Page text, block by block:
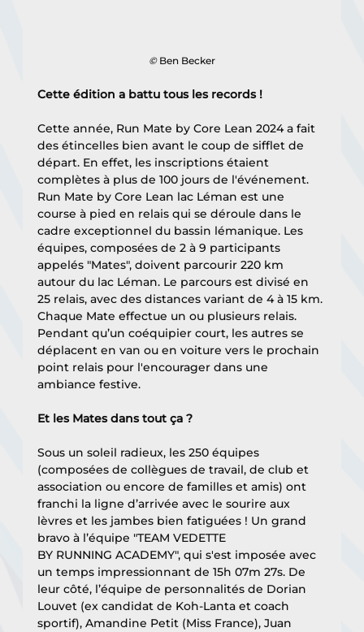
© Ben Becker
Cette édition a battu tous les records !
Cette année, Run Mate by Core Lean 2024 a fait
des étincelles bien avant le coup de sifflet de
départ. En effet, les inscriptions étaient
complètes à plus de 100 jours de l'événement.
Run Mate by Core Lean lac Léman est une
course à pied en relais qui se déroule dans le
cadre exceptionnel du bassin lémanique. Les
équipes, composées de 2 à 9 participants
appelés "Mates", doivent parcourir 220 km
autour du lac Léman. Le parcours est divisé en
25 relais, avec des distances variant de 4 à 15 km.
Chaque Mate effectue un ou plusieurs relais.
Pendant qu’un coéquipier court, les autres se
déplacent en van ou en voiture vers le prochain
point relais pour l'encourager dans une
ambiance festive.
Et les Mates dans tout ça ?
Sous un soleil radieux, les 250 équipes
(composées de collègues de travail, de club et
association ou encore de familles et amis) ont
franchi la ligne d’arrivée avec le sourire aux
lèvres et les jambes bien fatiguées ! Un grand
bravo à l’équipe "TEAM VEDETTE
BY RUNNING ACADEMY", qui s'est imposée avec
un temps impressionnant de 15h 07m 27s. De
leur côté, l’équipe de personnalités de Dorian
Louvet (ex candidat de Koh-Lanta et coach
sportif), Amandine Petit (Miss France), Juan